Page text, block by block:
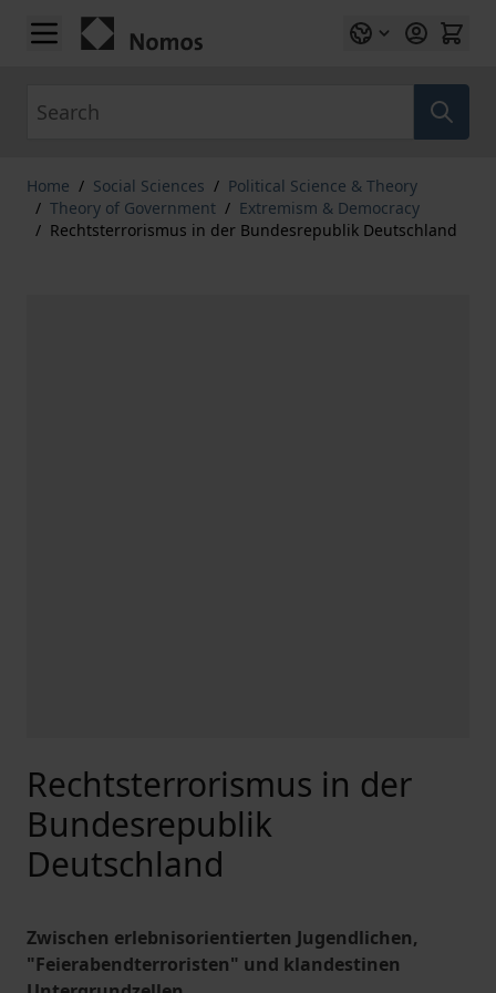
Skip to Content
Home / Social Sciences / Political Science & Theory
/ Theory of Government / Extremism & Democracy
/ Rechtsterrorismus in der Bundesrepublik Deutschland
Rechtsterrorismus in der
Bundesrepublik
Deutschland
Zwischen erlebnisorientierten Jugendlichen,
"Feierabendterroristen" und klandestinen